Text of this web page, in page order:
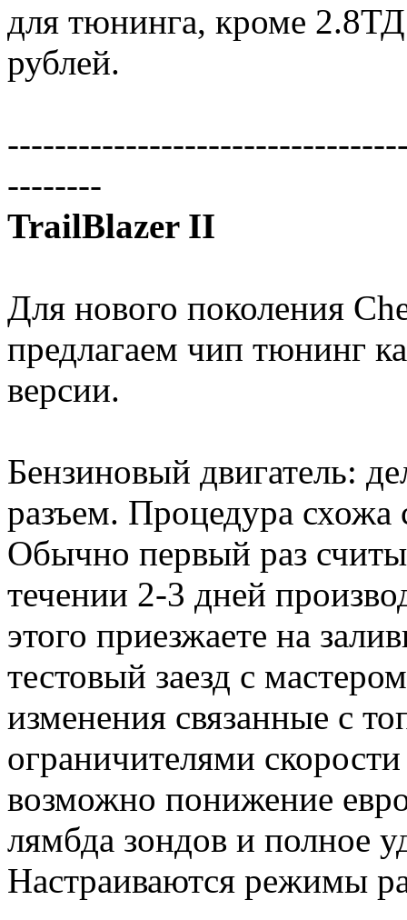
для тюнинга, кроме
рублей.
--------
TrailBlazer II
Для нового поколения
предлагаем чип тюнинг
версии.
Бензиновый двигатель:
разъем. Процедура схожа
Обычно первый раз
течении 2-3 дней
этого приезжаете на
тестовый заезд с
изменения связанные с
ограничителями
возможно понижение
лямбда зондов и полное
Настраиваются режимы